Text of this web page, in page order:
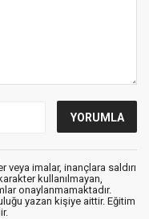
imalar, inançlara saldırı
kullanılmayan,
onaylanmamaktadır.
yazan kişiye aittir. Eğitim